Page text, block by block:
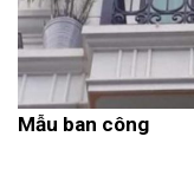
Mẫu ban công